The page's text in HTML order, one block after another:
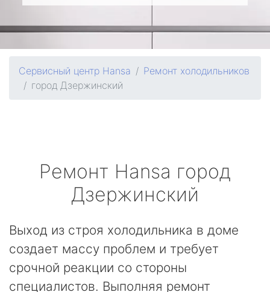
Сервисный центр Hansa
Ремонт холодильников
город Дзержинский
Ремонт Hansa город
Дзержинский
Выход из строя холодильника в доме
создает массу проблем и требует
срочной реакции со стороны
специалистов. Выполняя ремонт